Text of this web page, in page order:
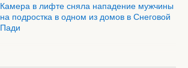
Камера в лифте сняла нападение мужчины
на подростка в одном из домов в Снеговой
Пади